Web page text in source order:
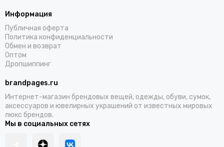
Информация
Публичная оферта
Политика конфиденциальности
Обмен и возврат
Оптом
Дропшиппинг
brandpages.ru
Интернет-магазин брендовых вещей, одежды, обуви, сумок,
аксессуаров и ювелирных украшений от известных мировых
люкс брендов.
Мы в социальных сетях